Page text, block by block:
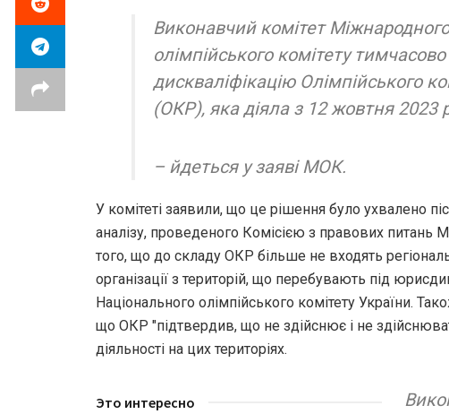
Виконавчий комітет Міжнародного
олімпійського комітету
дискваліфікацію Олімпійського
(ОКР), яка діяла з 12 жовтня 2023
– йдеться у заяві МОК.
У комітеті заявили, що це рішення було ухвалено
аналізу, проведеного Комісією з правових питань
того, що до складу ОКР більше не входять
організації з територій, що перебувають під
Національного олімпійського комітету України.
що ОКР "підтвердив, що не здійснює і не
діяльності на цих територіях.
Это интересно